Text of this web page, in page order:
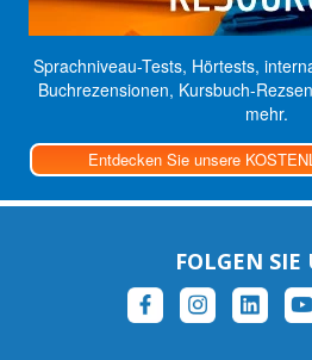
Sprachniveau-Tests, Hörtests,
Buchrezensionen, Kursbuch-
mehr.
Entdecken Sie unsere
FOLGEN SIE